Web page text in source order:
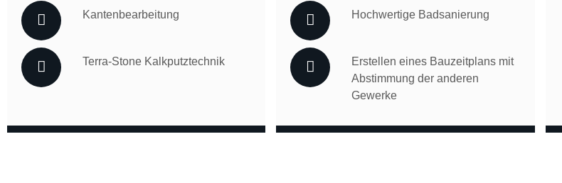
Kantenbearbeitung
Terra-Stone Kalkputztechnik
Hochwertige Badsanierung
Erstellen eines Bauzeitplans mit
Abstimmung der anderen
Gewerke